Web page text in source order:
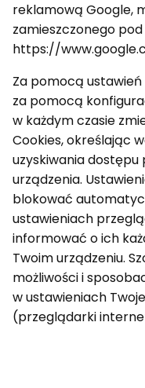
reklamową Google,
zamieszczonego
https://
Za pomocą
za pomocą
w każdym czasie
Cookies, określając
uzyskiwania dostępu
urządzenia.
blokować
ustawieniach
informować o ich
Twoim urządzeniu.
możliwości i
w ustawieniach
(przeglądarki